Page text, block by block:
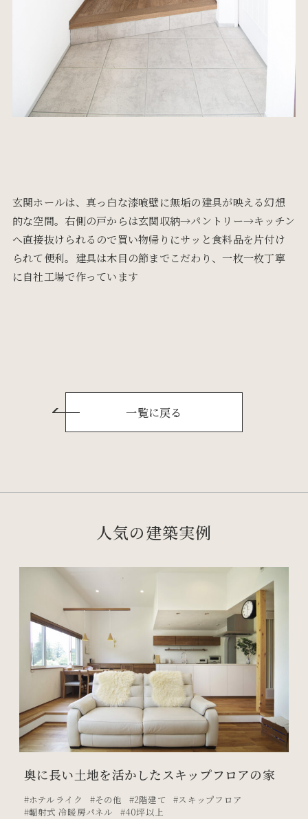
玄関ホールは、真っ白な漆喰壁に無垢の建具が映える幻想
的な空間。右側の戸からは玄関収納→パントリー→キッチン
へ直接抜けられるので買い物帰りにサッと食料品を片付け
られて便利。建具は木目の節までこだわり、一枚一枚丁寧
に自社工場で作っています
一覧に戻る
人気の建築実例
奥に長い土地を活かしたスキップフロアの家
ホテルライク その他 2階建て
スキップフロア
輻射式 冷暖房パネル
40坪以上